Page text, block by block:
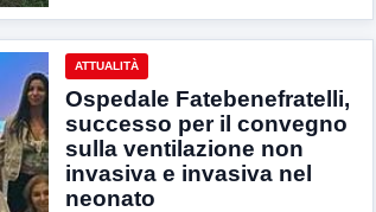
ATTUALITÀ
Ospedale Fatebenefratelli,
successo per il convegno
sulla ventilazione non
invasiva e invasiva nel
neonato